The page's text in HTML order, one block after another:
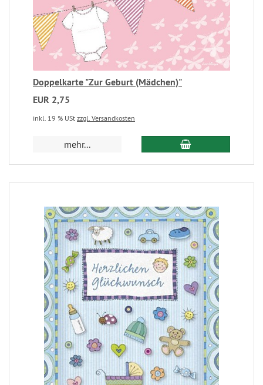
Doppelkarte "Zur Geburt (Mädchen)"
EUR 2,75
inkl. 19 % USt zzgl. Versandkosten
mehr...